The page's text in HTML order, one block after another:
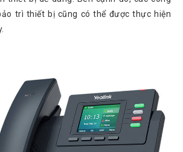
trì thiết bị cũng có thể được thực hiện